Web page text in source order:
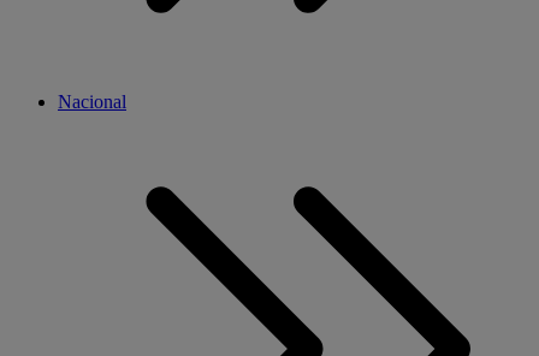
Nacional